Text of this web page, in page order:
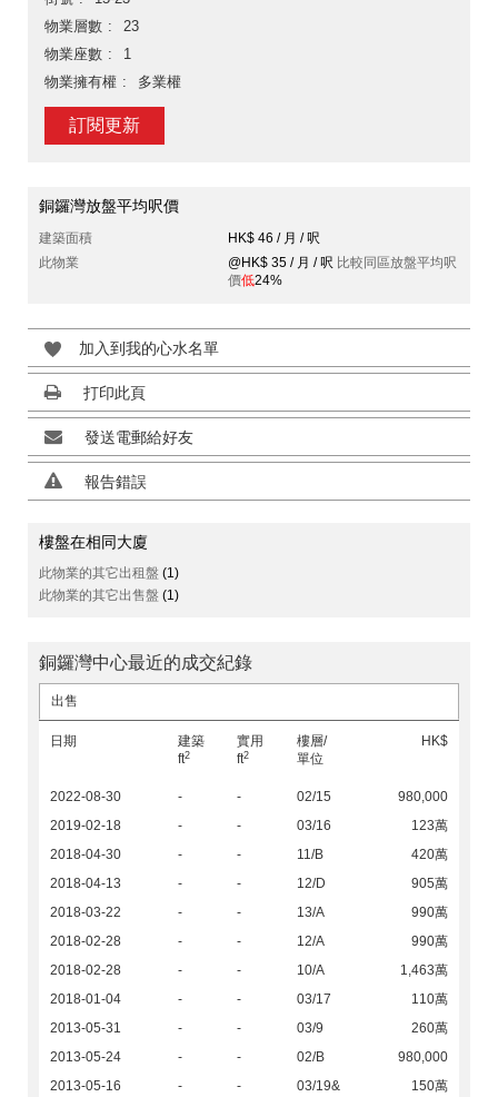
物業層數
23
物業座數
1
物業擁有權
多業權
訂閱更新
銅鑼灣放盤平均呎價
建築面積
HK$ 46 / 月 / 呎
此物業
@HK$ 35 / 月 / 呎 比較同區放盤平均呎
價低24%
加入到我的心水名單
打印此頁
發送電郵給好友
報告錯誤
樓盤在相同大廈
此物業的其它出租盤 (1)
此物業的其它出售盤 (1)
銅鑼灣中心最近的成交紀錄
出售
日期
建築
ft2
實用
ft2
樓層/
單位
HK$
2022-08-30 - - 02/15
980,000
2019-02-18
- - 03/16
123萬
2018-04-30
- - 11/B
420萬
2018-04-13
- - 12/D
905萬
2018-03-22
- - 13/A
990萬
2018-02-28
- - 12/A
990萬
2018-02-28
- - 10/A
1,463萬
2018-01-04
- - 03/17
110萬
2013-05-31
- - 03/9
260萬
2013-05-24
- - 02/B
980,000
2013-05-16
- - 03/19&
150萬